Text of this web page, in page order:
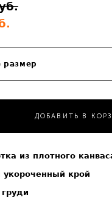
размер
ДОБАВИТЬ В
из плотного
крой